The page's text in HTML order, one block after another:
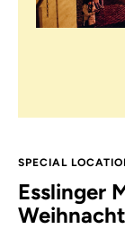
SPECIAL
Esslinger